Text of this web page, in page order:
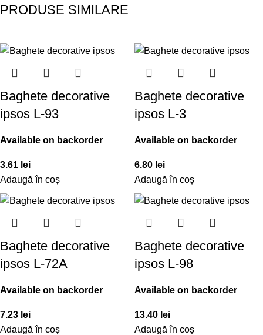
PRODUSE SIMILARE
Baghete decorative
ipsos L-93
Available on backorder
3.61 lei
Adaugă în coș
Baghete decorative
ipsos L-3
Available on backorder
6.80 lei
Adaugă în coș
Baghete decorative
ipsos L-72A
Available on backorder
7.23 lei
Adaugă în coș
Baghete decorative
ipsos L-98
Available on backorder
13.40 lei
Adaugă în coș